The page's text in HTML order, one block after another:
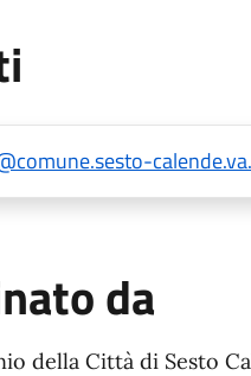
da
della Città di Sesto